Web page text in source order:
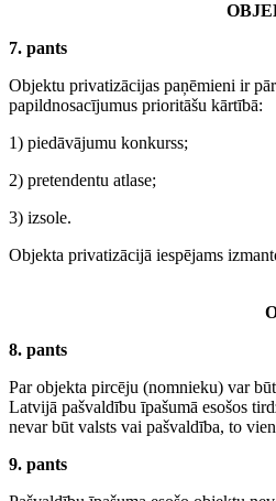
7. pants
Objektu privatizācijas paņēmieni ir
papildnosacījumus prioritāšu kārtībā:
1) piedāvājumu konkurss;
2) pretendentu atlase;
3) izsole.
Objekta privatizācijā iespējams
8. pants
Par objekta pircēju (nomnieku) var
Latvijā pašvaldību īpašumā esošos
nevar būt valsts vai pašvaldība, to
9. pants